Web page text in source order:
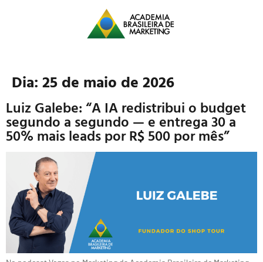
Dia: 25 de maio de 2026
Luiz Galebe: “A IA redistribui o budget
segundo a segundo — e entrega 30 a
50% mais leads por R$ 500 por mês”